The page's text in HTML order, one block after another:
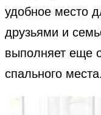
удобное место
друзьями и
выполняет еще
спального места.